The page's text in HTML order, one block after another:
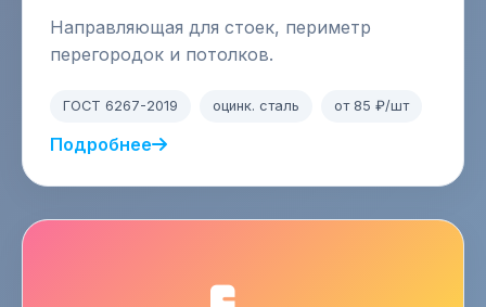
Направляющая для стоек, периметр
перегородок и потолков.
ГОСТ 6267-2019 оцинк. сталь от 85 ₽/шт
Подробнее